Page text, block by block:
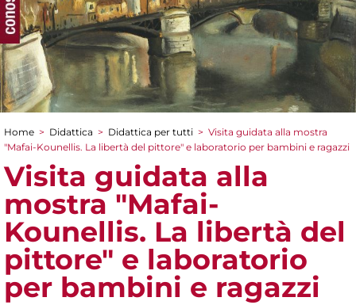
Tu sei qui
Home > Didattica > Didattica per tutti > Visita guidata alla mostra
"Mafai-Kounellis. La libertà del pittore" e laboratorio per bambini e ragazzi
Visita guidata alla
mostra "Mafai-
Kounellis. La libertà del
pittore" e laboratorio
per bambini e ragazzi